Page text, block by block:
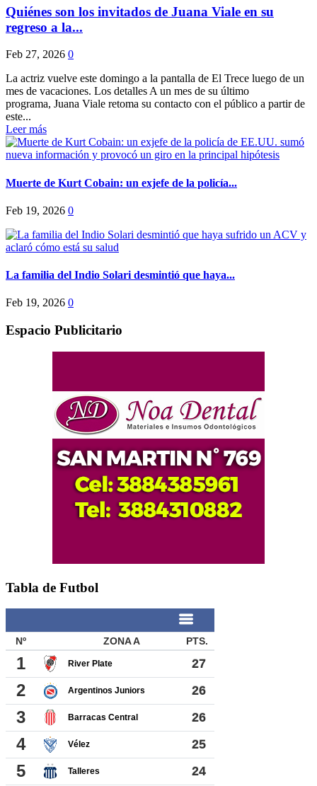
Quiénes son los invitados de Juana Viale en su
regreso a la...
Feb 27, 2026 0
La actriz vuelve este domingo a la pantalla de El Trece luego de un
mes de vacaciones. Los detalles A un mes de su último
programa, Juana Viale retoma su contacto con el público a partir de
este...
Leer más
Muerte de Kurt Cobain: un exjefe de la policía...
Feb 19, 2026 0
La familia del Indio Solari desmintió que haya...
Feb 19, 2026 0
Espacio Publicitario
Tabla de Futbol